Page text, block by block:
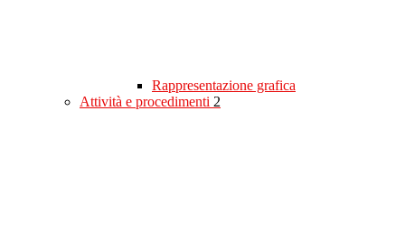
Rappresentazione grafica
Attività e procedimenti 2